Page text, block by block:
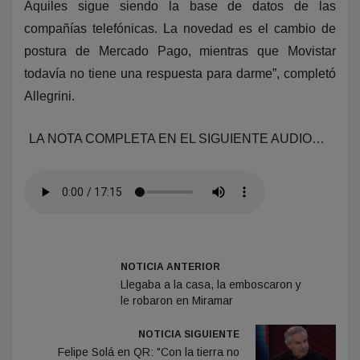
Aquiles sigue siendo la base de datos de las
compañías telefónicas. La novedad es el cambio de
postura de Mercado Pago, mientras que Movistar
todavía no tiene una respuesta para darme”, completó
Allegrini.
LA NOTA COMPLETA EN EL SIGUIENTE AUDIO…
NOTICIA ANTERIOR
Llegaba a la casa, la emboscaron y
le robaron en Miramar
NOTICIA SIGUIENTE
Felipe Solá en QR: "Con la tierra no